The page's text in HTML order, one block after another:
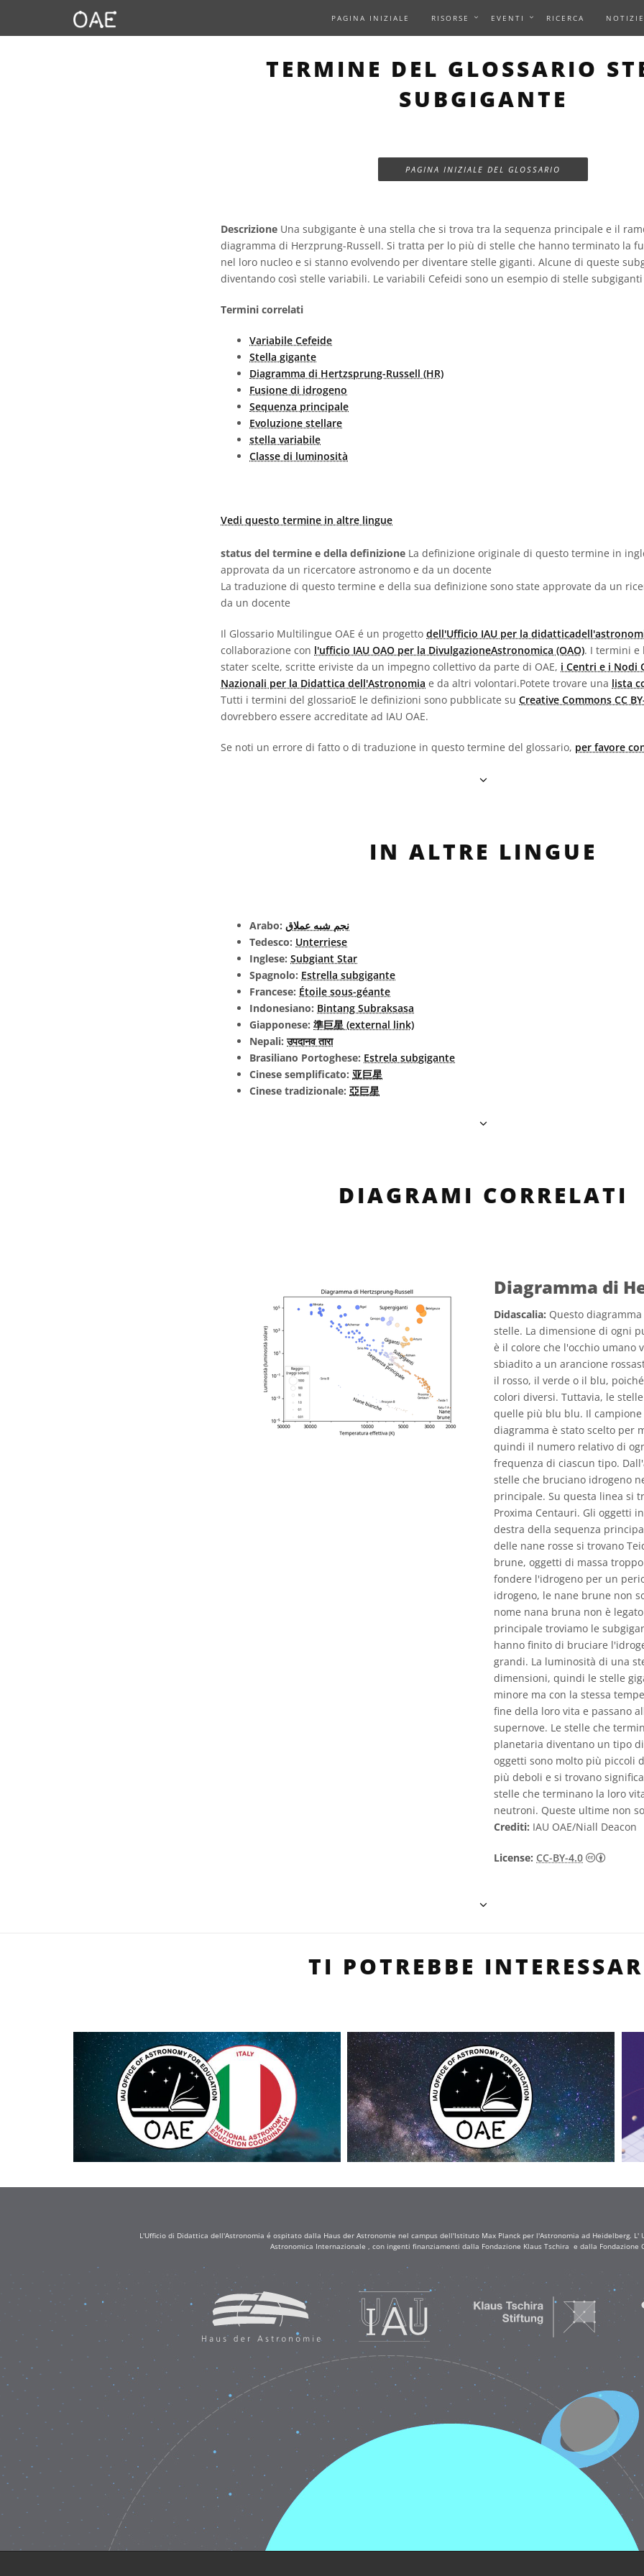
PAGINA INIZIALE RISORSE EVENTI RICERCA NOTIZIE
TERMINE DEL GLOSSARIO
SUBGIGANTE
PAGINA INIZIALE DEL GLOSSARIO
Descrizione Una subgigante è una stella che si trova tra la sequenza principale e il
diagramma di Herzprung-Russell. Si tratta per lo più di stelle che hanno terminato la
nel loro nucleo e si stanno evolvendo per diventare stelle giganti. Alcune di queste
diventando così stelle variabili. Le variabili Cefeidi sono un esempio di stelle
Termini correlati
Variabile Cefeide
Stella gigante
Diagramma di Hertzsprung-Russell (HR)
Fusione di idrogeno
Sequenza principale
Evoluzione stellare
stella variabile
Classe di luminosità
Vedi questo termine in altre lingue
status del termine e della definizione La definizione originale di questo termine in
approvata da un ricercatore astronomo e da un docente
La traduzione di questo termine e della sua definizione sono state approvate da un
da un docente
Il Glossario Multilingue OAE é un progetto dell'Ufficio IAU per la
collaborazione con l'ufficio IAU OAO per la DivulgazioneAstronomica (OAO). I termini e
stater scelte, scritte eriviste da un impegno collettivo da parte di OAE, i Centri e i Nodi
Nazionali per la Didattica dell'Astronomia e da altri volontari.Potete trovare una lista
Tutti i termini del glossarioE le definizioni sono pubblicate su Creative Commons CC
dovrebbero essere accreditate ad IAU OAE.
Se noti un errore di fatto o di traduzione in questo termine del glossario, per favore
IN ALTRE LINGUE
Arabo: نجم شبه عملاق
Tedesco: Unterriese
Inglese: Subgiant Star
Spagnolo: Estrella subgigante
Francese: Étoile sous-géante
Indonesiano: Bintang Subraksasa
Giapponese: 準巨星 (external link)
Nepali:उपदानव तारा
Brasiliano Portoghese: Estrela subgigante
Cinese semplificato: 亚巨星
Cinese tradizionale: 亞巨星
DIAGRAMI CORRELATI
Diagramma di
Didascalia: Questo
stelle. La dimensione di ogni
è il colore che l'occhio umano
sbiadito a un arancione
il rosso, il verde o il blu,
colori diversi. Tuttavia, le
quelle più blu blu. Il
diagramma è stato scelto per
quindi il numero relativo di
frequenza di ciascun tipo.
stelle che bruciano idrogeno
principale. Su questa linea si
Proxima Centauri. Gli oggetti
destra della sequenza
delle nane rosse si trovano
brune, oggetti di massa
fondere l'idrogeno per un
idrogeno, le nane brune non
nome nana bruna non è
principale troviamo le
hanno finito di bruciare
grandi. La luminosità di una
dimensioni, quindi le stelle
minore ma con la stessa
fine della loro vita e passano
supernove. Le stelle che
planetaria diventano un tipo
oggetti sono molto più piccoli
più deboli e si trovano
stelle che terminano la loro
neutroni. Queste ultime non
Crediti: IAU OAE/Niall Deacon
License: CC-BY-4.0
TI POTREBBE
L'Ufficio di Didattica dell'Astronomia é ospitato dalla Haus der Astronomie nel campus dell'Istituto Max Planck per l'Astronomia ad Heidelberg.
Astronomica Internazionale , con ingenti finanziamenti dalla Fondazione Klaus Tschira e dalla Fondazione